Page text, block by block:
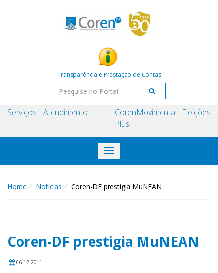
Transparência e Prestação de Contas
Serviços Atendimento
Coren
Plus
Movimenta Eleições
Toggle
navigation
Home Noticias Coren-DF prestigia MuNEAN
Coren-DF prestigia MuNEAN
06.12.2011